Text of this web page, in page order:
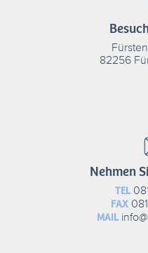
82256
Nehmen
TEL
FAX
MAIL